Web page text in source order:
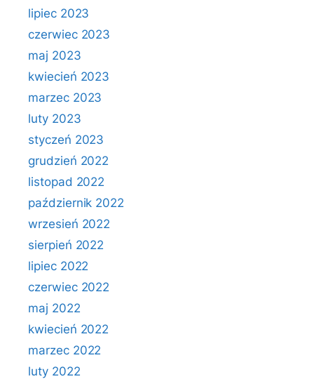
lipiec 2023
czerwiec 2023
maj 2023
kwiecień 2023
marzec 2023
luty 2023
styczeń 2023
grudzień 2022
listopad 2022
październik 2022
wrzesień 2022
sierpień 2022
lipiec 2022
czerwiec 2022
maj 2022
kwiecień 2022
marzec 2022
luty 2022